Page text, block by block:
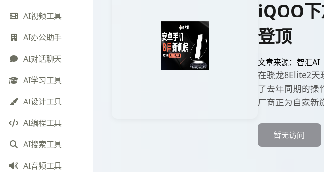
AI视频工具
AI办公助手
AI对话聊天
AI学习工具
AI设计工具
AI编程工具
AI搜索工具
AI音频工具
iQOO
登顶
文章来源：智汇AI
在骁龙8Elite2天
了去年同期的操
厂商正为自家新
暂无访问